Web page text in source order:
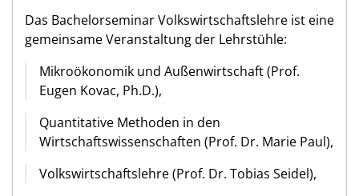
Das Bachelorseminar Volkswirtschaftslehre ist eine
gemeinsame Veranstaltung der Lehrstühle:
Mikroökonomik und Außenwirtschaft (Prof.
Eugen Kovac, Ph.D.),
Quantitative Methoden in den
Wirtschaftswissenschaften (Prof. Dr. Marie Paul),
Volkswirtschaftslehre (Prof. Dr. Tobias Seidel),